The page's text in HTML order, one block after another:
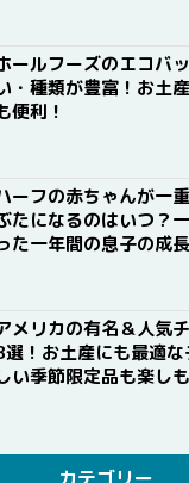
ールフーズのエコバ
・種類が豊富！お土
便利！
ーフの赤ちゃんが一
たになるのはいつ？
た一年間の息子の成長
メリカの有名＆人気
選！お土産にも最適
い季節限定品も楽し